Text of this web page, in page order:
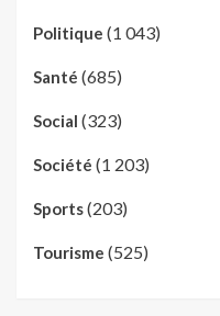
Politique (1 043)
Santé (685)
Social (323)
Société (1 203)
Sports(203)
Tourisme (525)